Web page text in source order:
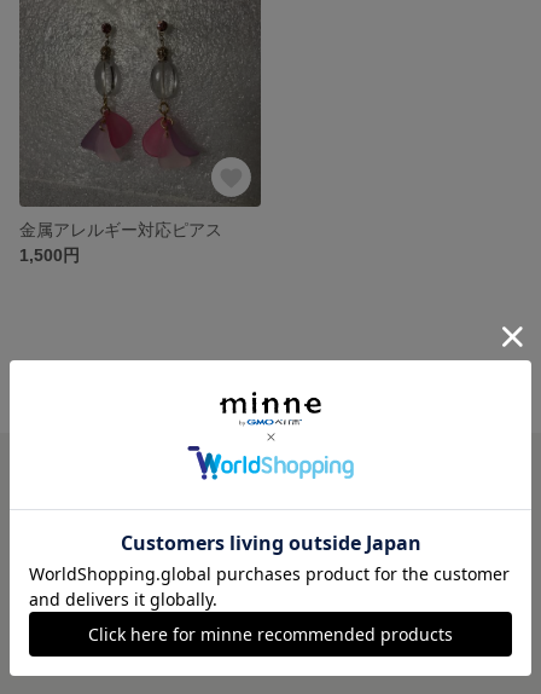
金属アレルギー対応ピアス
1,500円
MASAMIRYO'S GALLERY の作品一覧
minneについて
minneで買いたい
作品をさがす